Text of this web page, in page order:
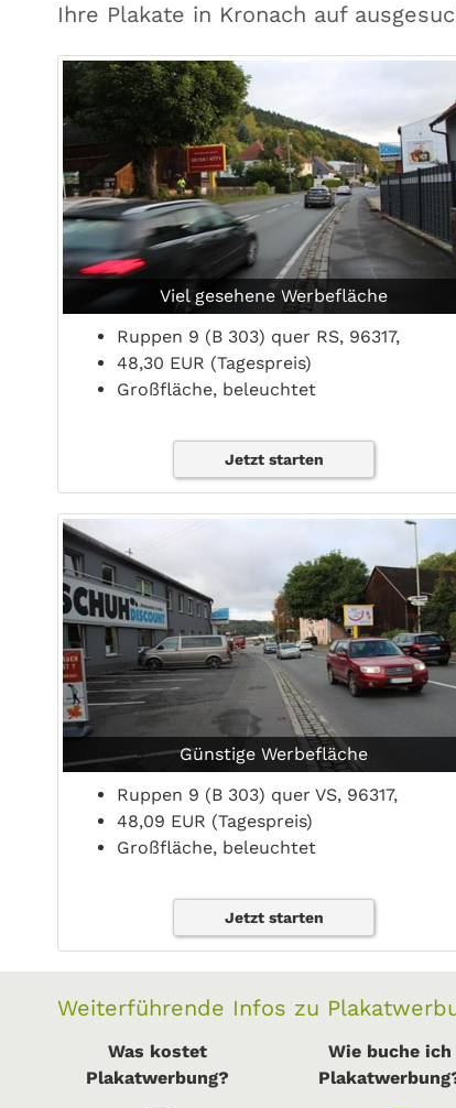
Ihre Plakate in Kronach auf
Viel gesehene Werbefläche
Ruppen 9 (B 303) quer RS, 96317,
48,30 EUR (Tagespreis)
Großfläche, beleuchtet
Jetzt starten
Günstige Werbefläche
Ruppen 9 (B 303) quer VS, 96317,
48,09 EUR (Tagespreis)
Großfläche, beleuchtet
Jetzt starten
Weiterführende Infos zu
Was kostet
Plakatwerbung?
Wie buche ich